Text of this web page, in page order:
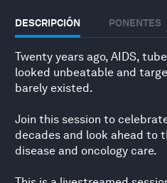
DESCRIPCIÓN PONENTES
Twenty years ago, AIDS,
looked unbeatable and
barely existed.
Join this session to
decades and look ahead to
disease and oncology care.